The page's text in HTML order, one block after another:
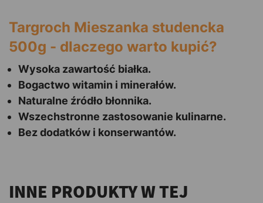
Targroch Mieszanka studencka
500g - dlaczego warto kupić?
Wysoka zawartość białka.
Bogactwo witamin i minerałów.
Naturalne źródło błonnika.
Wszechstronne zastosowanie kulinarne.
Bez dodatków i konserwantów.
INNE PRODUKTY W TEJ